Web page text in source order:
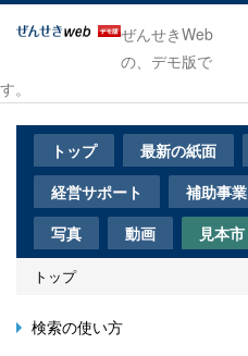
メ
ン
ぜんせきWeb
の、デモ版で
す。
トップ 最新の紙面
経営サポート
補助事業
写真
動画 見本市
トップ
検索の使い方